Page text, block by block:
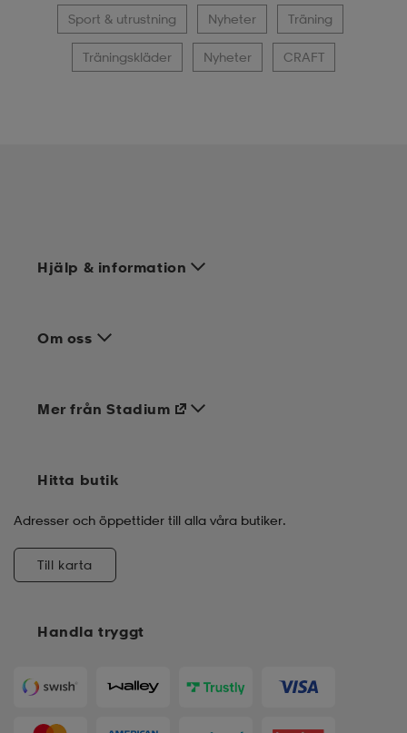
Sport & utrustning Nyheter Träning
Träningskläder Nyheter CRAFT
Hjälp & information
Om oss
Handla tryggt
Mer från Stadium
Hitta butik
Adresser och öppettider till alla våra butiker.
Till karta